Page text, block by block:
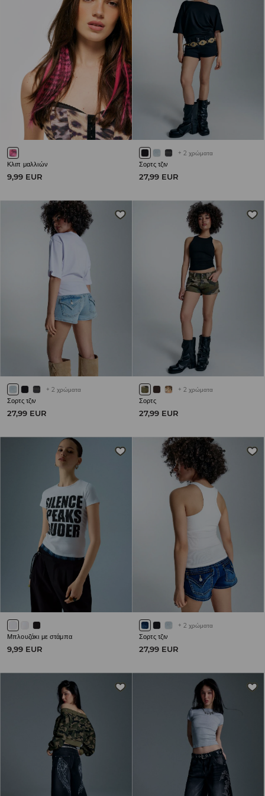
Κλιπ μαλλιών
9,99 EUR
+ 2 χρώματα
Σορτς τζιν
27,99 EUR
+ 2 χρώματα
Σορτς τζιν
27,99 EUR
+ 2 χρώματα
Σορτς
27,99 EUR
Μπλουζάκι με στάμπα
9,99 EUR
+ 2 χρώματα
Σορτς τζιν
27,99 EUR